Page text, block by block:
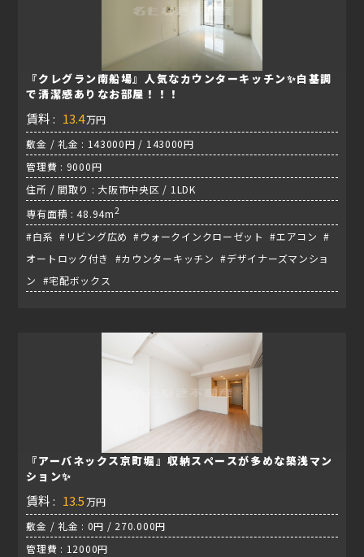
『クレグラン南船場』人気なカウンターキッチン✨白基調
で清潔感ありなお部屋！！！
賃料 : 13.4万円
敷金 / 礼金 : 143000円 / 143000円
管理費 : 9000円
住所 / 間取り : 大阪市中央区 / 1LDK
専有面積 : 48.94m2
#白系 #リビング広め #ウォークインクローゼット #エアコン #
オートロック付き #カウンターキッチン #デザイナーズマンショ
ン #宅配ボックス
『アーバネックス京町堀』収納スペースが多めな築浅マン
ション✨
賃料 : 13.5 万円
敷金 / 礼金 : 0円 / 270.000円
管理費 : 12000円